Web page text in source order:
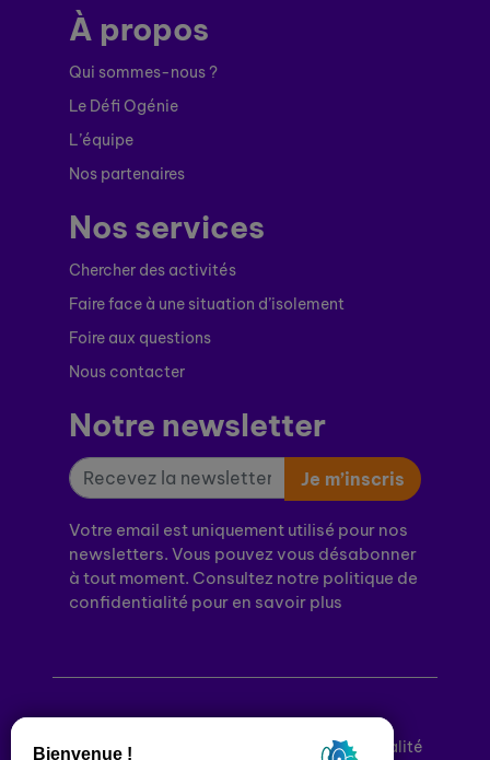
À propos
Qui sommes-nous ?
Le Défi Ogénie
L’équipe
Nos partenaires
Nos services
Chercher des activités
Faire face à une situation d’isolement
Foire aux questions
Nous contacter
Notre newsletter
Je m’inscris
Votre email est uniquement utilisé pour nos
newsletters. Vous pouvez vous désabonner
à tout moment. Consultez notre politique de
confidentialité pour en savoir plus
Mentions légales Politique de confidentialité